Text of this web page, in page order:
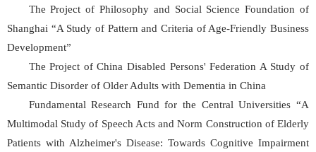
The Project of Philosophy and Social Science Foundation of
Shanghai “A Study of Pattern and Criteria of Age-Friendly Business
Development”
The Project of China Disabled Persons' Federation A Study of
Semantic Disorder of Older Adults with Dementia in China
Fundamental Research Fund for the Central Universities “A
Multimodal Study of Speech Acts and Norm Construction of Elderly
Patients with Alzheimer's Disease: Towards Cognitive Impairment